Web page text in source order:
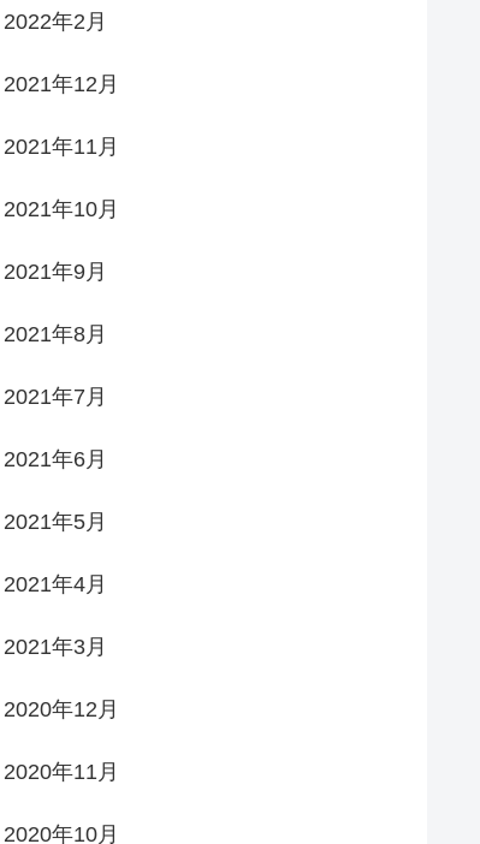
2022年2月
2021年12月
2021年11月
2021年10月
2021年9月
2021年8月
2021年7月
2021年6月
2021年5月
2021年4月
2021年3月
2020年12月
2020年11月
2020年10月